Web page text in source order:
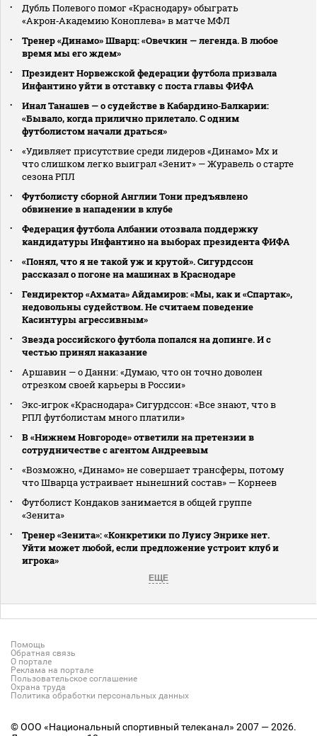
Дубль Полевого помог «Краснодару» обыграть
«Акрон‑Академию Коноплева» в матче МФЛ
Тренер «Динамо» Шварц: «Овечкин — легенда. В любое
время мы его ждем»
Президент Норвежской федерации футбола призвала
Инфантино уйти в отставку с поста главы ФИФА
Инал Танашев — о судействе в Кабардино‑Балкарии:
«Бывало, когда прилично прилетало. С одним
футболистом начали драться»
«Удивляет присутствие среди лидеров «Динамо» Мх и
что слишком легко выиграл «Зенит» — Журавель о старте
сезона РПЛ
Футболисту сборной Англии Тони предъявлено
обвинение в нападении в клубе
Федерация футбола Албании отозвала поддержку
кандидатуры Инфантино на выборах президента ФИФА
«Понял, что я не такой уж и крутой». Сигурдссон
рассказал о погоне на машинах в Краснодаре
Гендиректор «Ахмата» Айдамиров: «Мы, как и «Спартак»,
недовольны судейством. Не считаем поведение
Касинтуры агрессивным»
Звезда российского футбола попался на допинге. И с
честью принял наказание
Аршавин — о Данни: «Думаю, что он точно доволен
отрезком своей карьеры в России»
Экс‑игрок «Краснодара» Сигурдссон: «Все знают, что в
РПЛ футболистам много платили»
В «Нижнем Новгороде» ответили на претензии в
сотрудничестве с агентом Андреевым
«Возможно, «Динамо» не совершает трансферы, потому
что Шварца устраивает нынешний состав» — Корнеев
Футболист Кондаков занимается в общей группе
«Зенита»
Тренер «Зенита»: «Конкретики по Луису Энрике нет.
Уйти может любой, если предложение устроит клуб и
игрока»
ЕЩЕ
Помощь
Обратная связь
О портале
Реклама на портале
Пользовательское соглашение
Охрана труда
Политика обработки персональных данных
© ООО «Национальный спортивный телеканал» 2007 — 2026.